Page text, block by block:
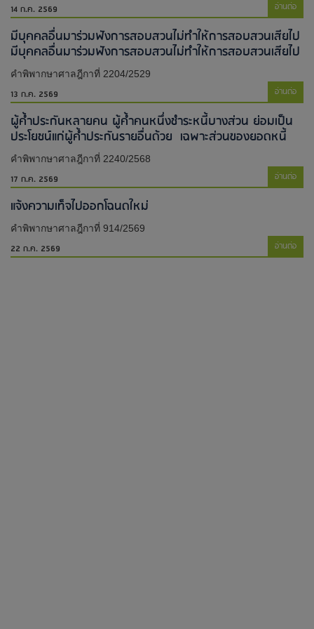
14 ก.ค. 2569 อ่านต่อ
มีบุคคลอื่นมาร่วมฟังการสอบสวนไม่ทำให้การสอบสวนเสียไป​
มีบุคคลอื่นมาร่วมฟังการสอบสวนไม่ทำให้การสอบสวนเสียไป​
คำพิพากษาศาลฎีกาที่ 2204/2529
13 ก.ค. 2569 อ่านต่อ
ผู้ค้ำประกันหลายคน ผู้ค้ำคนหนึ่งชำระหนี้บางส่วน ย่อมเป็น
ประโยชน์แก่ผู้ค้ำประกันรายอื่นด้วย เฉพาะส่วนของยอดหนี้
คำพิพากษาศาลฎีกาที่ 2240/2568
17 ก.ค. 2569 อ่านต่อ
แจ้งความเท็จไปออกโฉนดใหม่​
คำพิพากษาศาลฎีกาที่ 914/2569
22 ก.ค. 2569 อ่านต่อ